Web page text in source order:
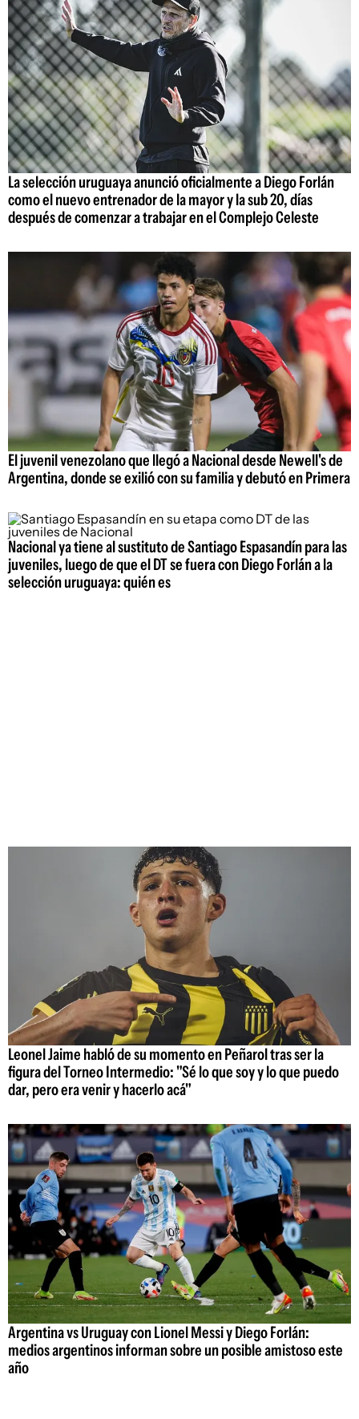
La selección uruguaya anunció oficialmente a Diego Forlán
como el nuevo entrenador de la mayor y la sub 20, días
después de comenzar a trabajar en el Complejo Celeste
El juvenil venezolano que llegó a Nacional desde Newell's de
Argentina, donde se exilió con su familia y debutó en Primera
Nacional ya tiene al sustituto de Santiago Espasandín para las
juveniles, luego de que el DT se fuera con Diego Forlán a la
selección uruguaya: quién es
Leonel Jaime habló de su momento en Peñarol tras ser la
figura del Torneo Intermedio: "Sé lo que soy y lo que puedo
dar, pero era venir y hacerlo acá"
Argentina vs Uruguay con Lionel Messi y Diego Forlán:
medios argentinos informan sobre un posible amistoso este
año